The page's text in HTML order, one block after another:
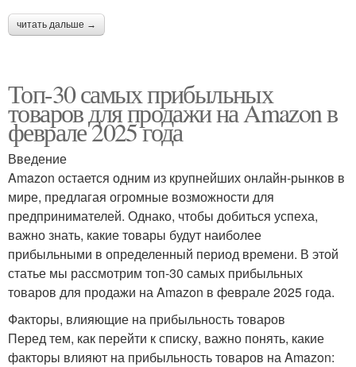
читать дальше →
Топ-30 самых прибыльных
товаров для продажи на Amazon в
феврале 2025 года
Введение
Amazon остается одним из крупнейших онлайн-рынков в
мире, предлагая огромные возможности для
предпринимателей. Однако, чтобы добиться успеха,
важно знать, какие товары будут наиболее
прибыльными в определенный период времени. В этой
статье мы рассмотрим топ-30 самых прибыльных
товаров для продажи на Amazon в феврале 2025 года.
Факторы, влияющие на прибыльность товаров
Перед тем, как перейти к списку, важно понять, какие
факторы влияют на прибыльность товаров на Amazon: